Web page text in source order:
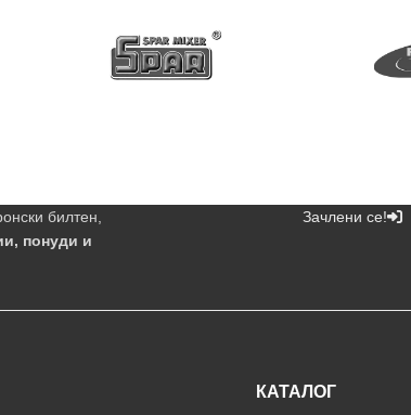
билтен,
понуди и
Зачлени се!
КАТАЛОГ